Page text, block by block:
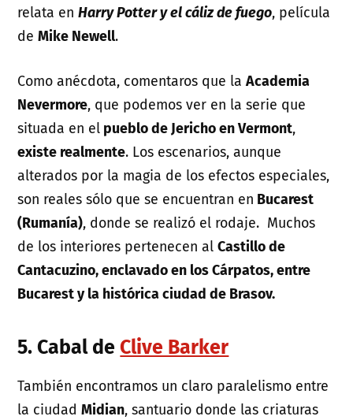
relata enHarry Potter y el cáliz de fuego, película
deMike Newell.
Como anécdota, comentaros que laAcademia
Nevermore, que podemos ver en la serie que
situada en el pueblo de Jericho en Vermont,
existe realmente. Los escenarios, aunque
alterados por la magia de los efectos especiales,
son reales sólo que se encuentran en Bucarest
(Rumanía), donde se realizó el rodaje. Muchos
de los interiores pertenecen alCastillo de
Cantacuzino, enclavado en los Cárpatos, entre
Bucarest y la histórica ciudad de Brasov.
5. Cabal deClive Barker
También encontramos un claro paralelismo entre
la ciudadMidian, santuario donde las criaturas